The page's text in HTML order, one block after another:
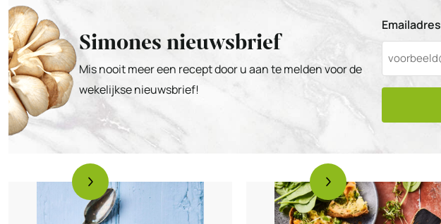
Simones nieuwsbrief
Mis nooit meer een recept door u aan te melden voor de
wekelijkse nieuwsbrief!
Emailadres